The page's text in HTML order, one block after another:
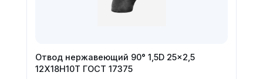
Отвод нержавеющий 90° 1,5D 25×2,5
12Х18Н10Т ГОСТ 17375